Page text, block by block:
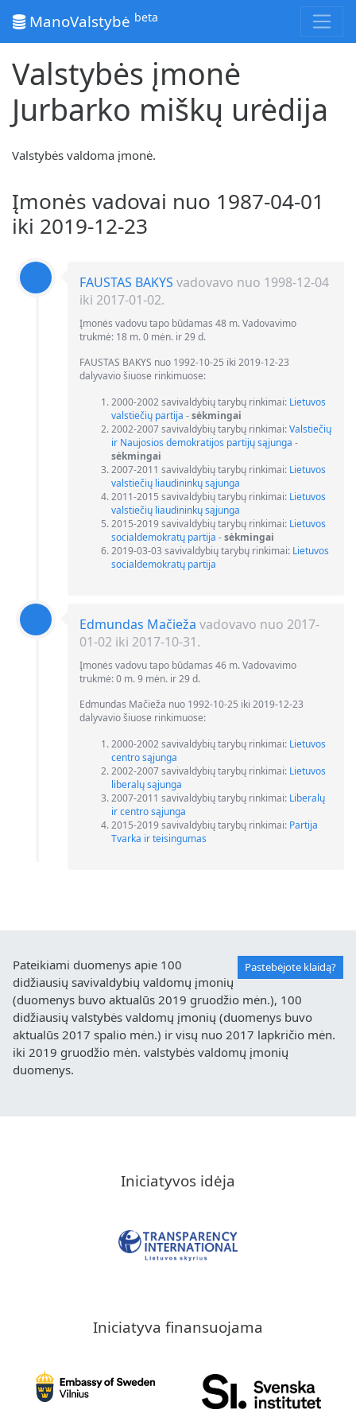
ManoValstybė beta
Valstybės įmonė
Jurbarko miškų urėdija
Valstybės valdoma įmonė.
Įmonės vadovai nuo 1987-04-01
iki 2019-12-23
FAUSTAS BAKYS vadovavo nuo 1998-12-04
iki 2017-01-02.
Įmonės vadovu tapo būdamas 48 m. Vadovavimo
trukmė: 18 m. 0 mėn. ir 29 d.
FAUSTAS BAKYS nuo 1992-10-25 iki 2019-12-23
dalyvavio šiuose rinkimuose:
2000-2002 savivaldybių tarybų rinkimai: Lietuvos
valstiečių partija -sėkmingai
2002-2007 savivaldybių tarybų rinkimai:Valstiečių
ir Naujosios demokratijos partijų sąjunga -
sėkmingai
2007-2011 savivaldybių tarybų rinkimai: Lietuvos
valstiečių liaudininkų sąjunga
2011-2015 savivaldybių tarybų rinkimai: Lietuvos
valstiečių liaudininkų sąjunga
2015-2019 savivaldybių tarybų rinkimai: Lietuvos
socialdemokratų partija -sėkmingai
2019-03-03 savivaldybių tarybų rinkimai: Lietuvos
socialdemokratų partija
Edmundas Mačieža vadovavo nuo 2017-
01-02 iki 2017-10-31.
Įmonės vadovu tapo būdamas 46 m. Vadovavimo
trukmė: 0 m. 9 mėn. ir 29 d.
Edmundas Mačieža nuo 1992-10-25 iki 2019-12-23
dalyvavio šiuose rinkimuose:
2000-2002 savivaldybių tarybų rinkimai: Lietuvos
centro sąjunga
2002-2007 savivaldybių tarybų rinkimai: Lietuvos
liberalų sąjunga
2007-2011 savivaldybių tarybų rinkimai: Liberalų
ir centro sąjunga
2015-2019 savivaldybių tarybų rinkimai: Partija
Tvarka ir teisingumas
Pastebėjote klaidą?
Pateikiami duomenys apie 100
didžiausių savivaldybių valdomų įmonių
(duomenys buvo aktualūs 2019 gruodžio mėn.), 100
didžiausių valstybės valdomų įmonių (duomenys buvo
aktualūs 2017 spalio mėn.) ir visų nuo 2017 lapkričio mėn.
iki 2019 gruodžio mėn. valstybės valdomų įmonių
duomenys.
Iniciatyvos idėja
Iniciatyva finansuojama